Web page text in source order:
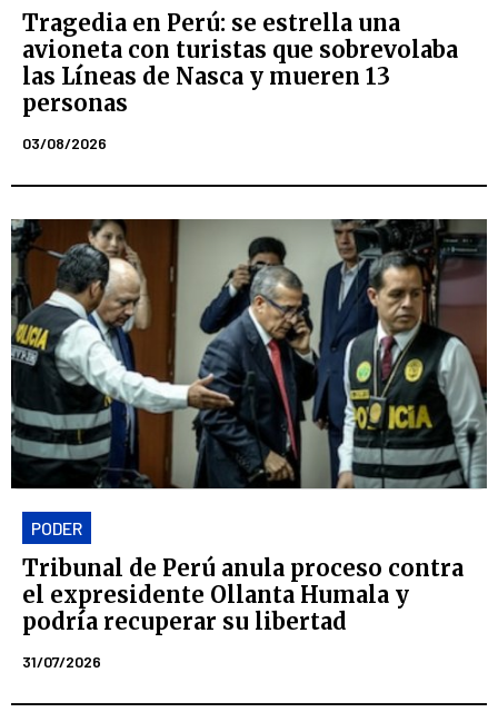
Tragedia en Perú: se estrella una
avioneta con turistas que sobrevolaba
las Líneas de Nasca y mueren 13
personas
03/08/2026
PODER
Tribunal de Perú anula proceso contra
el expresidente Ollanta Humala y
podría recuperar su libertad
31/07/2026